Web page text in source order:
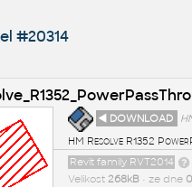
#20314
◄ DOWNLOAD
HM Resolve R1352
Revit family RVT2014
Velikost 268kB• ze dne